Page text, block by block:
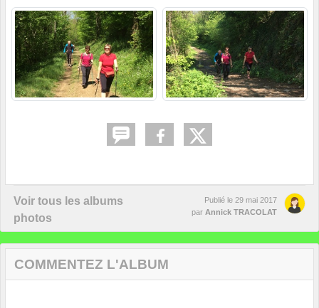
Voir tous les albums
photos
Publié le 29 mai 2017
par Annick TRACOLAT
COMMENTEZ L'ALBUM